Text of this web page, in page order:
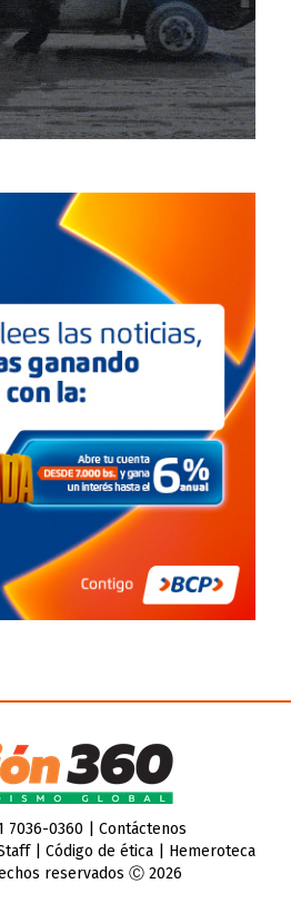
7036-0360 | Contáctenos
| Código de ética| Hemeroteca
reservados Ⓒ 2026